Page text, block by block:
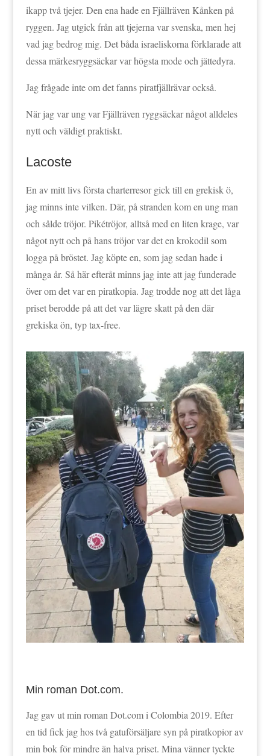
ikapp två tjejer. Den ena hade en Fjällräven Kånken på
ryggen. Jag utgick från att tjejerna var svenska, men hej
vad jag bedrog mig. Det båda israeliskorna förklarade att
dessa märkesryggsäckar var högsta mode och jättedyra.
Jag frågade inte om det fanns piratfjällrävar också.
När jag var ung var Fjällräven ryggsäckar något alldeles
nytt och väldigt praktiskt.
Lacoste
En av mitt livs första charterresor gick till en grekisk ö,
jag minns inte vilken. Där, på stranden kom en ung man
och sålde tröjor. Pikétröjor, alltså med en liten krage, var
något nytt och på hans tröjor var det en krokodil som
logga på bröstet. Jag köpte en, som jag sedan hade i
många år. Så här efteråt minns jag inte att jag funderade
över om det var en piratkopia. Jag trodde nog att det låga
priset berodde på att det var lägre skatt på den där
grekiska ön, typ tax-free.
Min roman Dot.com.
Jag gav ut min roman Dot.com i Colombia 2019. Efter
en tid fick jag hos två gatuförsäljare syn på piratkopior av
min bok för mindre än halva priset. Mina vänner tyckte